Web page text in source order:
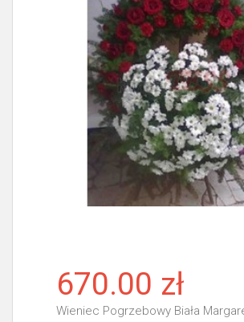
670.00 zł
Wieniec Pogrzebowy Biała